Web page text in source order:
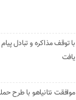
با توقف مذاکره و تبادل
یافت
موافقت نتانیاهو با طرح